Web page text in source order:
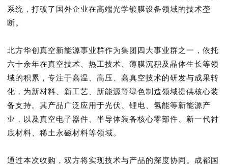
系统，打破了国外企业在高端光学镀膜设备领域的技术垄
断。
北方华创真空新能源事业群作为集团四大事业群之一，依托
六十余年在真空技术、热工技术、薄膜沉积及晶体生长等领
域的积累，专注于高温、高压、高真空技术的研发与成果转
化，为新材料、新工艺、新能源等绿色制造领域提供核心装
备支持。其产品广泛应用于光伏、锂电、氢能等新能源产
业，以及真空电子器件、半导体装备核心零部件、新一代衬
底材料、稀土永磁材料等领域。
通过本次收购，双方将实现技术与产品的深度协同。成都国